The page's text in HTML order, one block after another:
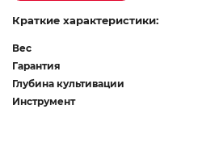
Краткие характеристики:
Вес
Гарантия
Глубина культивации
Инструмент